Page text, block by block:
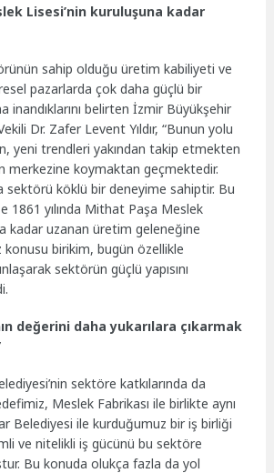
Lisesi’nin kuruluşuna kadar
sahip olduğu üretim kabiliyeti ve
pazarlarda çok daha güçlü bir
inandıklarını belirten İzmir Büyükşehir
Dr. Zafer Levent Yıldır, “Bunun yolu
yeni trendleri yakından takip etmekten
merkezine koymaktan geçmektedir.
sektörü köklü bir deneyime sahiptir. Bu
1861 yılında Mithat Paşa Meslek
kadar uzanan üretim geleneğine
konusu birikim, bugün özellikle
sektörün güçlü yapısını
değerini daha yukarılara çıkarmak
sektöre katkılarında da
Meslek Fabrikası ile birlikte aynı
Belediyesi ile kurduğumuz bir iş birliği
ve nitelikli iş gücünü bu sektöre
Bu konuda olukça fazla da yol